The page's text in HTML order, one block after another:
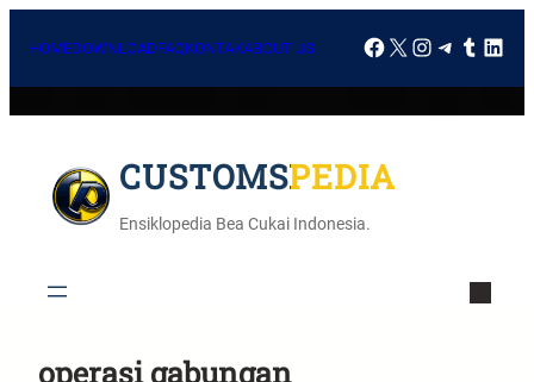
HOMEDOWNLOADFAQKONTAKABOUT US
CUSTOMSPEDIA
Ensiklopedia Bea Cukai Indonesia.
operasi gabungan